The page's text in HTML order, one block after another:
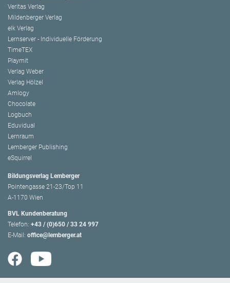
Veritas Verlag
Mildenberger Verlag
elk Verlag
Lernserver - Individuelle Förderung
TimeTEX
Playmit
Verlag Weber
Verlag Hölzel
Amlogy
Chocolate
Logbuch
Eduvidual
Lernraum
Lemberger Publishing
eSquirrel
Bildungsverlag Lemberger
Pointengasse 21-23/Top 11
A-1170 Wien
BVL Kundenberatung
Telefon: +43 / (0)650 / 33 24 997
E-Mail: office@lemberger.at